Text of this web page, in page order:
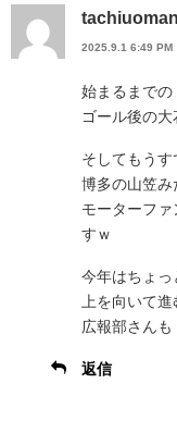
tachiuoman
2025.9.1 6:49 PM
始まるまでの
ゴール後の
そしてもう
博多の山笠み
モーターフ
すｗ
今年はちょ
上を向いて進
広報部さん
返信